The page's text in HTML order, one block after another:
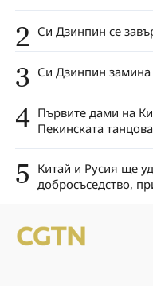
2 Си Дзинпин се
3 Си Дзинпин
4 Първите дами на
Пекинската
5 Китай и Русия ще
добросъседство,